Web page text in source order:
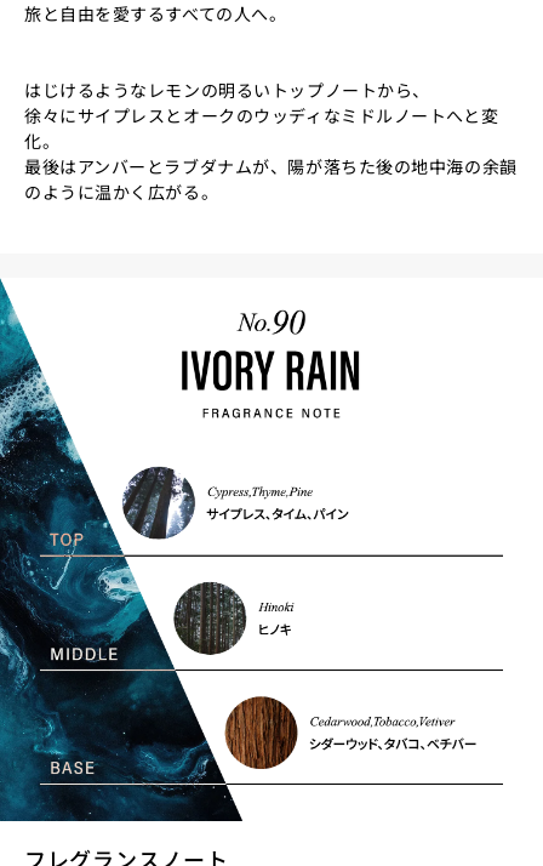
旅と自由を愛するすべての人へ。
はじけるようなレモンの明るいトップノートから、
徐々にサイプレスとオークのウッディなミドルノートへと変
化。
最後はアンバーとラブダナムが、陽が落ちた後の地中海の余韻
のように温かく広がる。
フレグランスノート